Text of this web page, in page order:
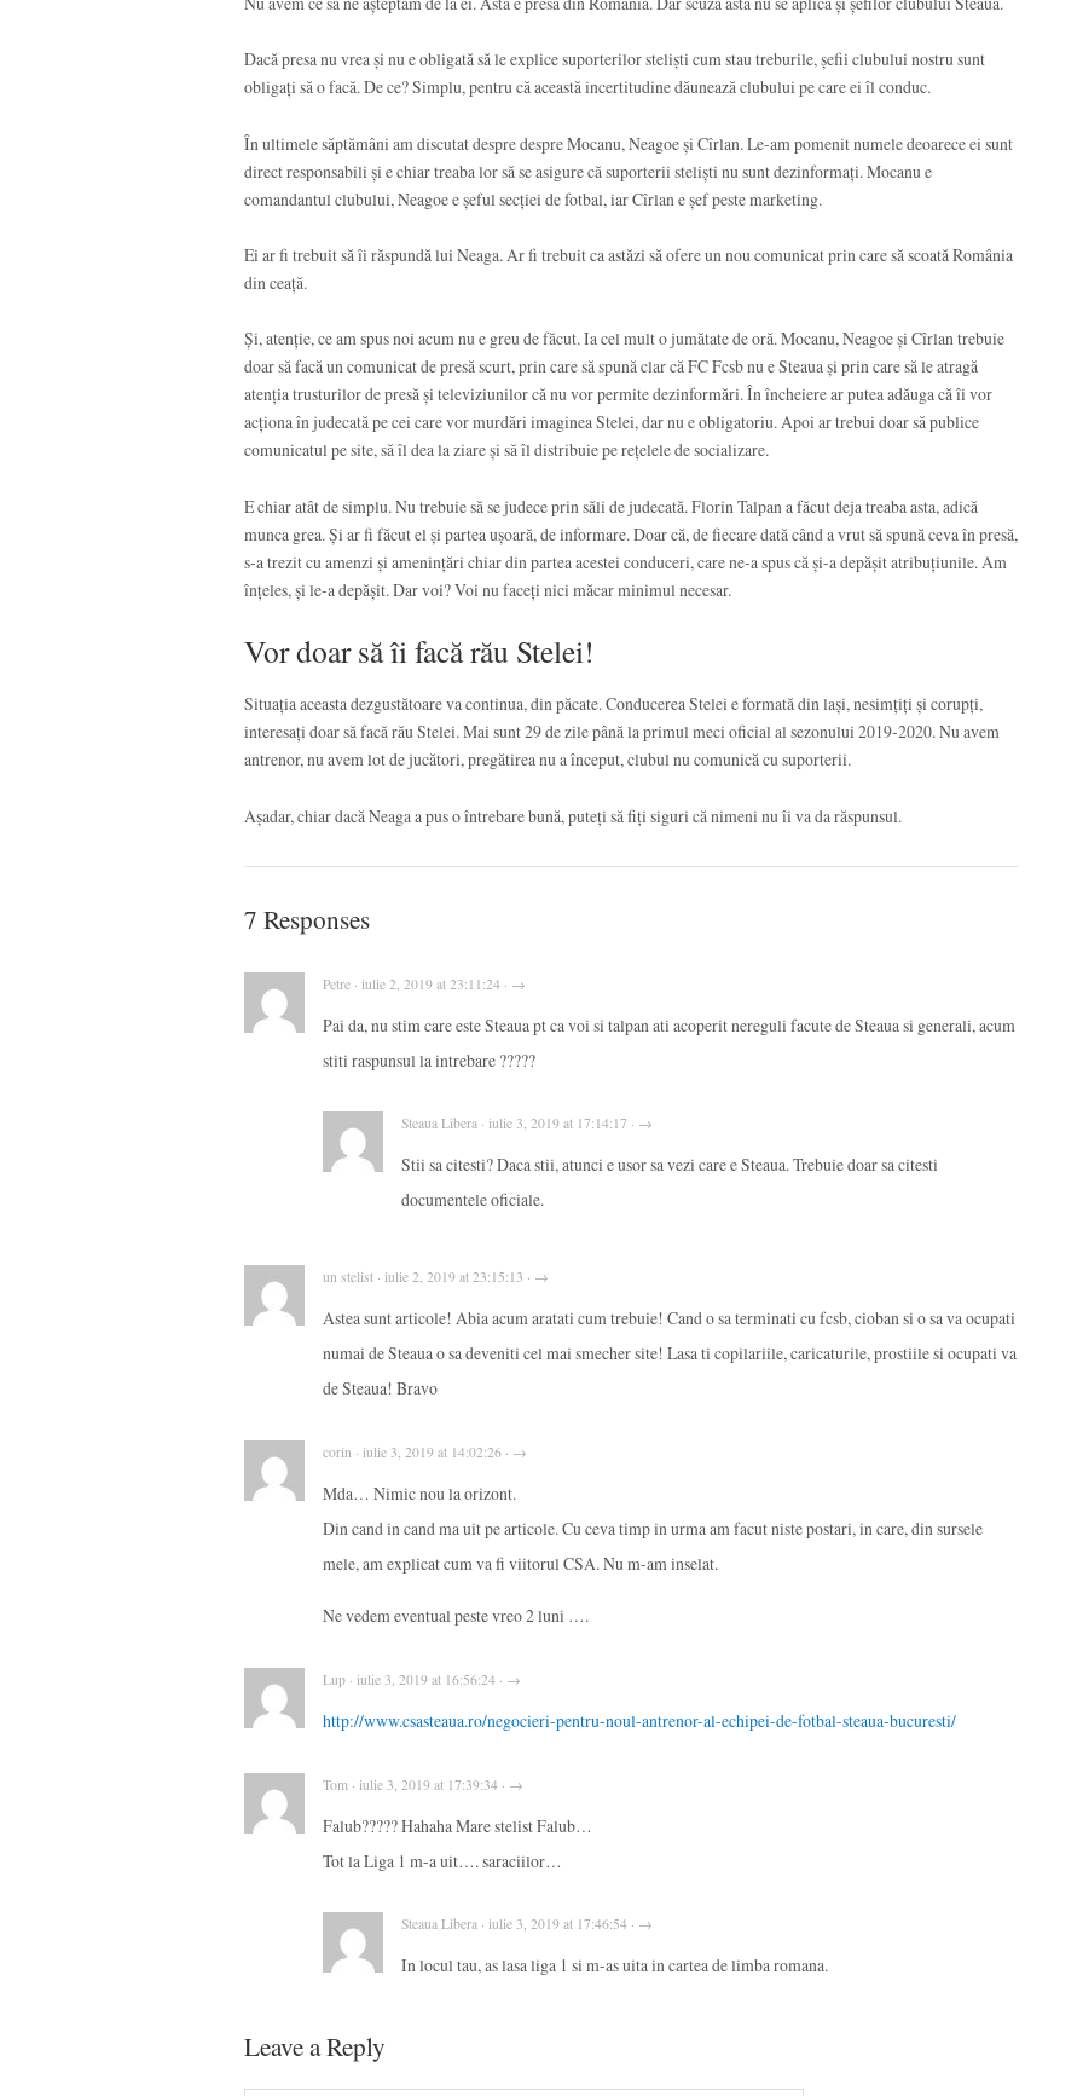
Dacă presa nu vrea și nu e obligată să le explice suporterilor steliști cum stau treburile, șefii clubului nostru sunt
obligați să o facă. De ce? Simplu, pentru că această incertitudine dăunează clubului pe care ei îl conduc.
În ultimele săptămâni am discutat despre despre Mocanu, Neagoe și Cîrlan. Le-am pomenit numele deoarece ei sunt
direct responsabili și e chiar treaba lor să se asigure că suporterii steliști nu sunt dezinformați. Mocanu e
comandantul clubului, Neagoe e șeful secției de fotbal, iar Cîrlan e șef peste marketing.
Ei ar fi trebuit să îi răspundă lui Neaga. Ar fi trebuit ca astăzi să ofere un nou comunicat prin care să scoată România
din ceață.
Și, atenție, ce am spus noi acum nu e greu de făcut. Ia cel mult o jumătate de oră. Mocanu, Neagoe și Cîrlan trebuie
doar să facă un comunicat de presă scurt, prin care să spună clar că FC Fcsb nu e Steaua și prin care să le atragă
atenția trusturilor de presă și televiziunilor că nu vor permite dezinformări. În încheiere ar putea adăuga că îi vor
acționa în judecată pe cei care vor murdări imaginea Stelei, dar nu e obligatoriu. Apoi ar trebui doar să publice
comunicatul pe site, să îl dea la ziare și să îl distribuie pe rețelele de socializare.
E chiar atât de simplu. Nu trebuie să se judece prin săli de judecată. Florin Talpan a făcut deja treaba asta, adică
munca grea. Și ar fi făcut el și partea ușoară, de informare. Doar că, de fiecare dată când a vrut să spună ceva în presă,
s-a trezit cu amenzi și amenințări chiar din partea acestei conduceri, care ne-a spus că și-a depășit atribuțiunile. Am
înțeles, și le-a depășit. Dar voi? Voi nu faceți nici măcar minimul necesar.
Vor doar să îi facă rău Stelei!
Situația aceasta dezgustătoare va continua, din păcate. Conducerea Stelei e formată din lași, nesimțiți și corupți,
interesați doar să facă rău Stelei. Mai sunt 29 de zile până la primul meci oficial al sezonului 2019-2020. Nu avem
antrenor, nu avem lot de jucători, pregătirea nu a început, clubul nu comunică cu suporterii.
Așadar, chiar dacă Neaga a pus o întrebare bună, puteți să fiți siguri că nimeni nu îi va da răspunsul.
7 Responses
Petre · iulie 2, 2019 at 23:11:24 · →
Pai da, nu stim care este Steaua pt ca voi si talpan ati acoperit nereguli facute de Steaua si generali, acum
stiti raspunsul la intrebare ?????
Steaua Libera · iulie 3, 2019 at 17:14:17 · →
Stii sa citesti? Daca stii, atunci e usor sa vezi care e Steaua. Trebuie doar sa citesti
documentele oficiale.
un stelist · iulie 2, 2019 at 23:15:13 · →
Astea sunt articole! Abia acum aratati cum trebuie! Cand o sa terminati cu fcsb, cioban si o sa va ocupati
numai de Steaua o sa deveniti cel mai smecher site! Lasa ti copilariile, caricaturile, prostiile si ocupati va
de Steaua! Bravo
corin · iulie 3, 2019 at 14:02:26 · →
Mda… Nimic nou la orizont.
Din cand in cand ma uit pe articole. Cu ceva timp in urma am facut niste postari, in care, din sursele
mele, am explicat cum va fi viitorul CSA. Nu m-am inselat.
Ne vedem eventual peste vreo 2 luni ….
Lup · iulie 3, 2019 at 16:56:24 · →
http://www.csasteaua.ro/negocieri-pentru-noul-antrenor-al-echipei-de-fotbal-steaua-bucuresti/
Tom · iulie 3, 2019 at 17:39:34 · →
Falub????? Hahaha Mare stelist Falub…
Tot la Liga 1 m-a uit…. saraciilor…
Steaua Libera · iulie 3, 2019 at 17:46:54 · →
In locul tau, as lasa liga 1 si m-as uita in cartea de limba romana.
Leave a Reply